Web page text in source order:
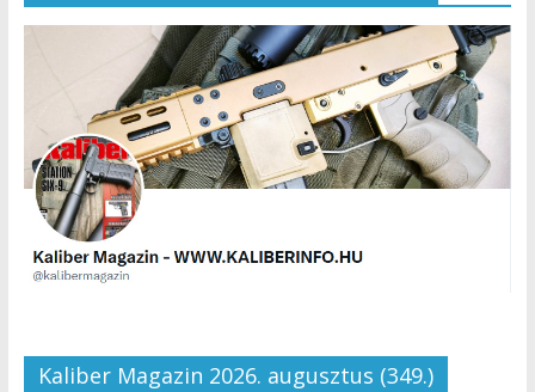
Kaliber Magazin 2026. augusztus (349.)